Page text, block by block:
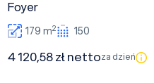
Foyer
179 m2 150
4 120,58 zł nettoza dzień